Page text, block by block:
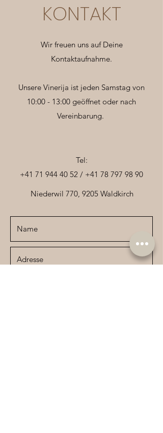
KONTAKT
Wir freuen uns auf Deine
Kontaktaufnahme.
Unsere Vinerija ist jeden Samstag von
10:00 - 13:00 geöffnet oder nach
Vereinbarung.
Tel:
+41 71 944 40 52 / +41 78 797 98 90
Niederwil 770, 9205 Waldkirch